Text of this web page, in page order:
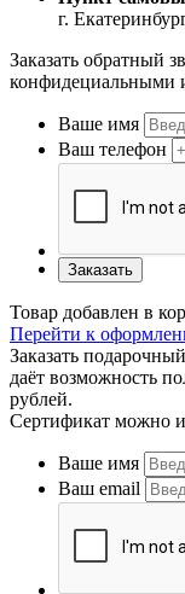
г.
Заказать обратный
конфидециальными
Ваше имя
Ваш телефон
Заказать
Товар добавлен в
Перейти к
Заказать
даёт возможность
рублей.
Сертификат можно
Ваше имя
Ваш email